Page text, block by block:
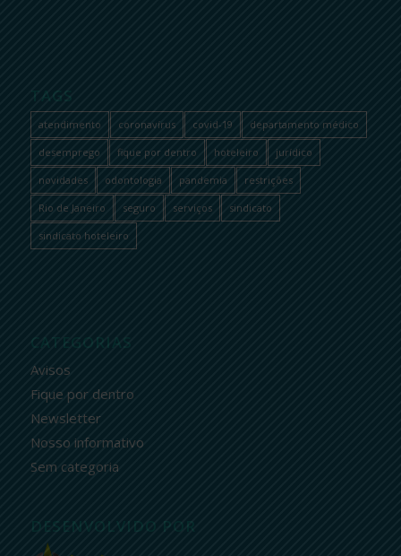
TAGS
atendimento coronavírus covid-19 departamento médico
desemprego fique por dentro hoteleiro jurídico
novidades odontologia pandemia restrições
Rio de Janeiro seguro serviços sindicato
sindicato hoteleiro
CATEGORIAS
Avisos
Fique por dentro
Newsletter
Nosso informativo
Sem categoria
DESENVOLVIDO POR